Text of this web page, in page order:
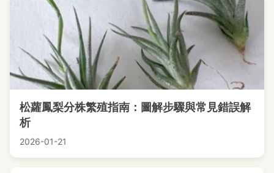
松蘿鳳梨分株繁殖指南：圖解步驟與常見錯誤解
析
2026-01-21